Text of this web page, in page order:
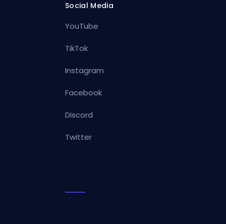
Social Media
YouTube
TikTok
Instagram
Facebook
Discord
Twitter